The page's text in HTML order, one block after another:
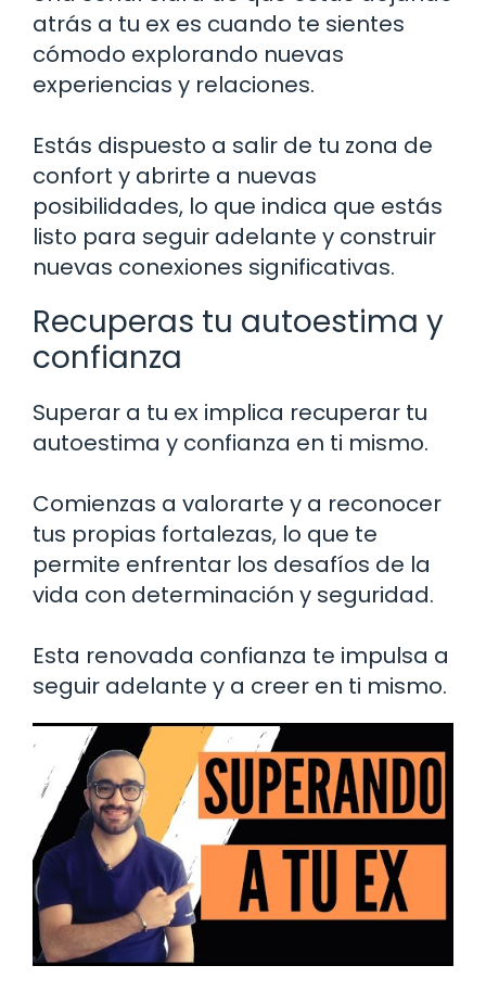
atrás a tu ex es cuando te sientes
cómodo explorando nuevas
experiencias y relaciones.
Estás dispuesto a salir de tu zona de
confort y abrirte a nuevas
posibilidades, lo que indica que estás
listo para seguir adelante y construir
nuevas conexiones significativas.
Recuperas tu autoestima y
confianza
Superar a tu ex implica recuperar tu
autoestima y confianza en ti mismo.
Comienzas a valorarte y a reconocer
tus propias fortalezas, lo que te
permite enfrentar los desafíos de la
vida con determinación y seguridad.
Esta renovada confianza te impulsa a
seguir adelante y a creer en ti mismo.